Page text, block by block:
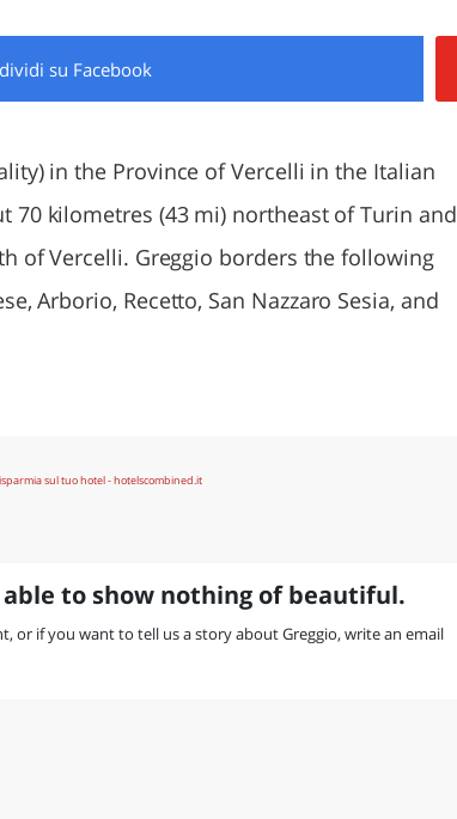
SARDEGNA
su Facebook
in the Province of Vercelli in the Italian
70 kilometres (43 mi) northeast of Turin and
of Vercelli. Greggio borders the following
Arborio, Recetto, San Nazzaro Sesia, and
to show nothing of beautiful.
or if you want to tell us a story about Greggio, write an email